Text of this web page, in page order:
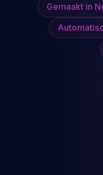
Gemaakt in